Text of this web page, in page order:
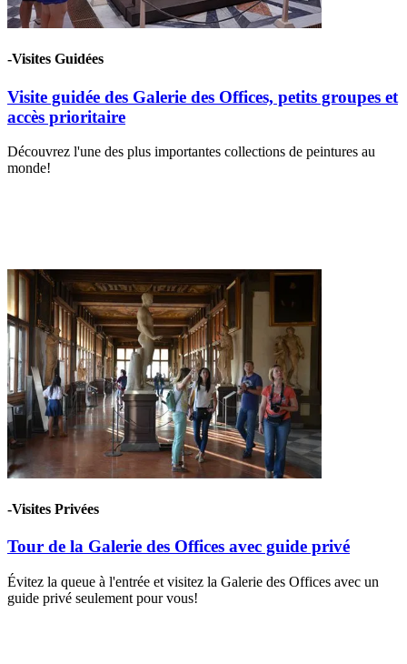
-Visites Guidées
Visite guidée des Galerie des Offices, petits groupes et
accès prioritaire
Découvrez l'une des plus importantes collections de peintures au
monde!
-Visites Privées
Tour de la Galerie des Offices avec guide privé
Évitez la queue à l'entrée et visitez la Galerie des Offices avec un
guide privé seulement pour vous!